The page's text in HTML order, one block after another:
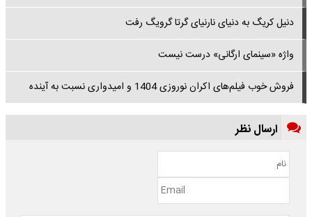
دنیل کریگ به دنیای نارنیای گرتا گرویگ رفت
واژه «سینمای ارگانی» درست نیست
فروش خوب فیلم‌های اکران نوروزی 1404 و امیدواری نسبت به آینده
ارسال نظر